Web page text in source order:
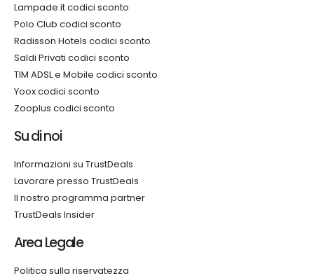
Lampade.it codici sconto
Polo Club codici sconto
Radisson Hotels codici sconto
Saldi Privati codici sconto
TIM ADSL e Mobile codici sconto
Yoox codici sconto
Zooplus codici sconto
Su di noi
Informazioni su TrustDeals
Lavorare presso TrustDeals
Il nostro programma partner
TrustDeals Insider
Area Legale
Politica sulla riservatezza